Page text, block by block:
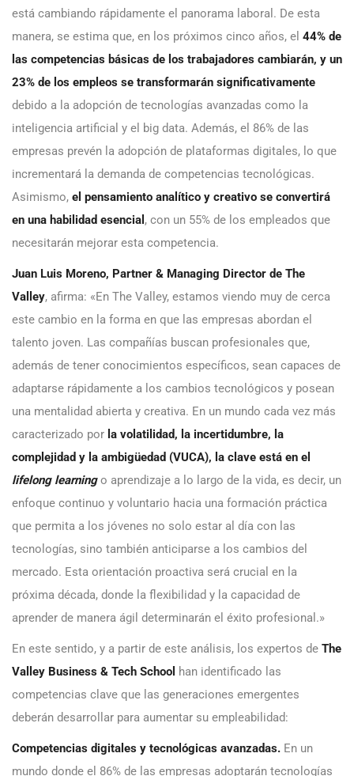
está cambiando rápidamente el panorama laboral. De esta
manera, se estima que, en los próximos cinco años, el 44% de
las competencias básicas de los trabajadores cambiarán, y un
23% de los empleos se transformarán significativamente
debido a la adopción de tecnologías avanzadas como la
inteligencia artificial y el big data. Además, el 86% de las
empresas prevén la adopción de plataformas digitales, lo que
incrementará la demanda de competencias tecnológicas.
Asimismo, el pensamiento analítico y creativo se convertirá
en una habilidad esencial , con un 55% de los empleados que
necesitarán mejorar esta competencia.
Juan Luis Moreno, Partner & Managing Director de The
Valley, afirma: «En The Valley, estamos viendo muy de cerca
este cambio en la forma en que las empresas abordan el
talento joven. Las compañías buscan profesionales que,
además de tener conocimientos específicos, sean capaces de
adaptarse rápidamente a los cambios tecnológicos y posean
una mentalidad abierta y creativa. En un mundo cada vez más
caracterizado por la volatilidad, la incertidumbre, la
complejidad y la ambigüedad (VUCA), la clave está en el
lifelong learningo aprendizaje a lo largo de la vida, es decir, un
enfoque continuo y voluntario hacia una formación práctica
que permita a los jóvenes no solo estar al día con las
tecnologías, sino también anticiparse a los cambios del
mercado. Esta orientación proactiva será crucial en la
próxima década, donde la flexibilidad y la capacidad de
aprender de manera ágil determinarán el éxito profesional.»
En este sentido, y a partir de este análisis, los expertos de The
Valley Business & Tech School han identificado las
competencias clave que las generaciones emergentes
deberán desarrollar para aumentar su empleabilidad:
Competencias digitales y tecnológicas avanzadas. En un
mundo donde el 86% de las empresas adoptarán tecnologías